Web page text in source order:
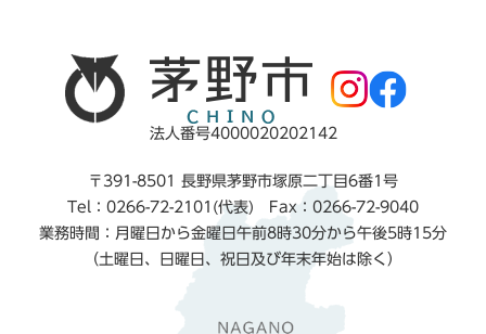
法人番号4000020202142
〒391-8501 長野県茅野市塚原二丁目6番1号
Tel：0266-72-2101(代表) Fax：0266-72-9040
業務時間：月曜日から金曜日午前8時30分から午後5時15分
（土曜日、日曜日、祝日及び年末年始は除く）